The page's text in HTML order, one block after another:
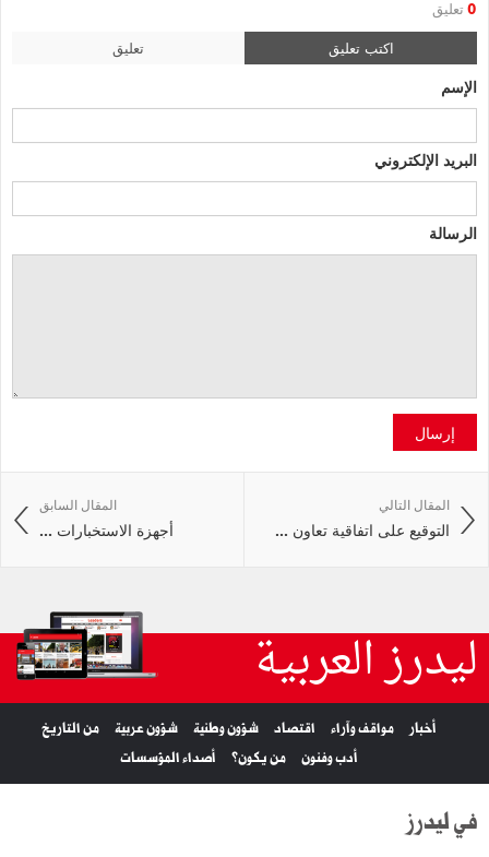
0 تعليق
اكتب تعليق تعليق
الإسم
البريد الإلكتروني
الرسالة
إرسال
المقال السابق
أجهزة الاستخبارات ...
المقال التالي
التوقيع على اتفاقية تعاون ...
ليدرز العربية
أخبار مواقف وآراء اقتصاد شؤون وطنية شؤون عربية
من التاريخ
أدب وفنون
من يكون؟ أصداء المؤسسات
في ليدرز